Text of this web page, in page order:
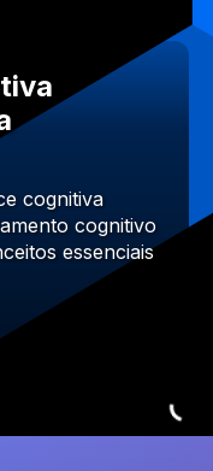
cognitiva
cognitivo
essenciais